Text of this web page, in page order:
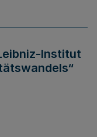
Institut